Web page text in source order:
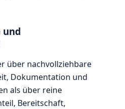
und
über nachvollziehbare
Dokumentation und
als über reine
Bereitschaft,